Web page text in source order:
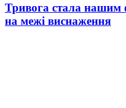
Тривога стала нашим
на межі виснаження